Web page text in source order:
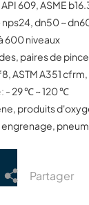
API 609, ASME
nps24, dn50 ~
600 niveaux
paires de
ASTM A351
- 29 ℃ ~ 120 ℃
produits
engrenage,
Partager